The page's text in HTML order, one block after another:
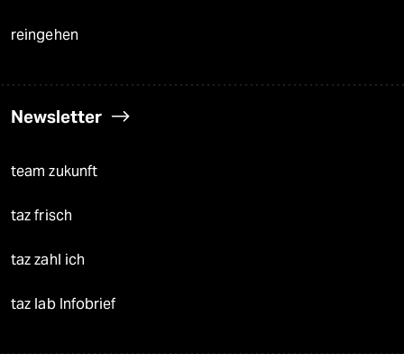
reingehen
Newsletter
team zukunft
taz frisch
taz zahl ich
taz lab Infobrief